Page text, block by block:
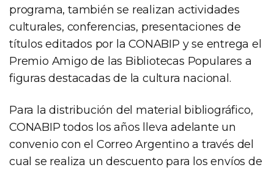
programa, también se realizan actividades
culturales, conferencias, presentaciones de
títulos editados por la CONABIP y se entrega el
Premio Amigo de las Bibliotecas Populares a
figuras destacadas de la cultura nacional.
Para la distribución del material bibliográfico,
CONABIP todos los años lleva adelante un
convenio con el Correo Argentino a través del
cual se realiza un descuento para los envíos de